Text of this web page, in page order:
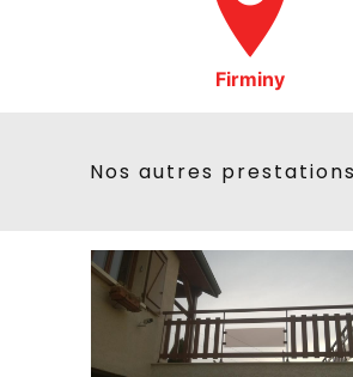
Firminy
Nos autres prestations